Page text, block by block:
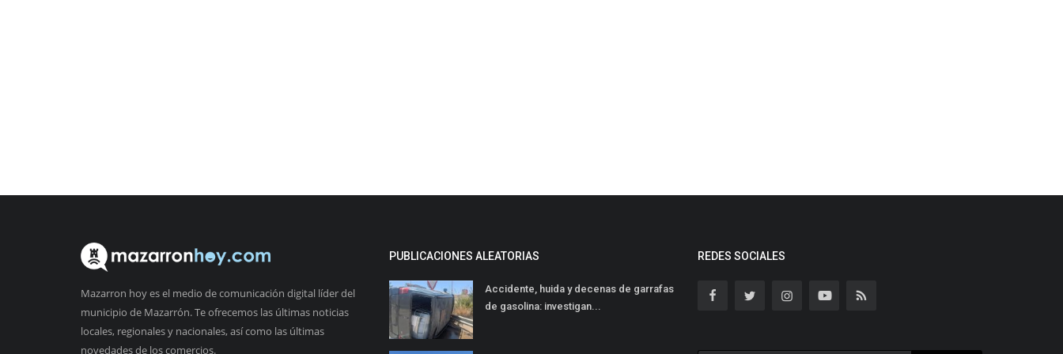
Mazarron hoy es el medio de comunicación digital líder del
municipio de Mazarrón. Te ofrecemos las últimas noticias
locales, regionales y nacionales, así como las últimas
novedades de los comercios.
PUBLICACIONES ALEATORIAS
Accidente, huida y decenas de garrafas
de gasolina: investigan...
REDES SOCIALES